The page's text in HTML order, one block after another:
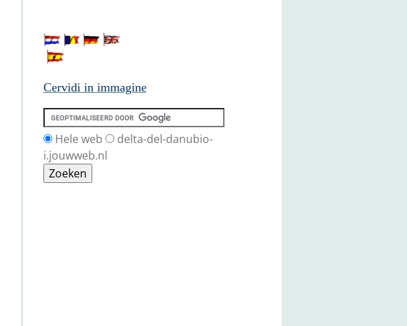
Cervidi in immagine
Hele web
delta-del-danubio-
i.jouwweb.nl